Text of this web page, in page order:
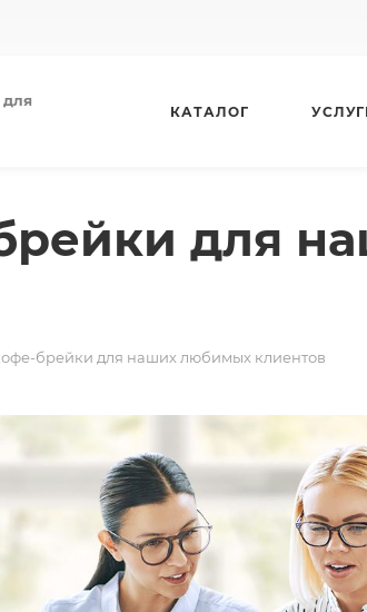
для
КАТАЛОГ
для
брейки для наших любимых клиентов